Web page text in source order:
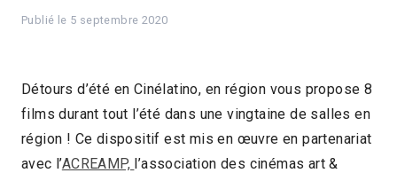
Publié le 5 septembre 2020
Détours d’été en Cinélatino, en région vous propose 8
films durant tout l’été dans une vingtaine de salles en
région ! Ce dispositif est mis en œuvre en partenariat
avec l’ACREAMP, l’association des cinémas art &